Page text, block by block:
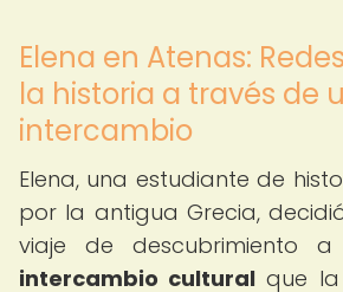
Elena en Atenas:
la historia a través de
intercambio
Elena, una estudiante de
por la antigua Grecia,
viaje de descubrimiento
intercambio cultural que